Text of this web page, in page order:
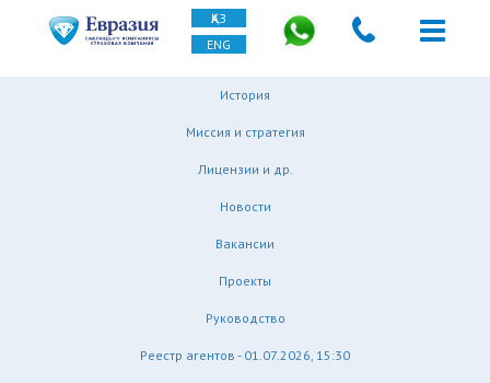
ҚАЗ
ENG
История
Миссия и стратегия
Лицензии и др.
Новости
Вакансии
Проекты
Руководство
Реестр агентов - 01.07.2026, 15:30